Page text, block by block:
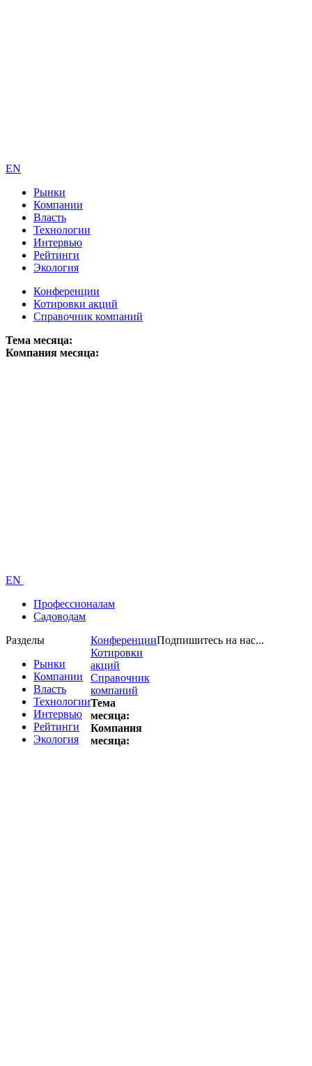
EN
Рынки
Компании
Власть
Технологии
Интервью
Рейтинги
Экология
Конференции
Котировки акций
Справочник компаний
Тема месяца:
Компания месяца:
EN
Профессионалам
Садоводам
Разделы
Рынки
Компании
Власть
Технологии
Интервью
Рейтинги
Экология
Конференции
Котировки
акций
Справочник
компаний
Тема
месяца:
Компания
месяца:
Подпишитесь на нас...